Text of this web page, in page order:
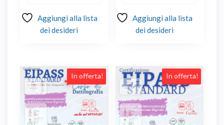
Aggiungi alla lista
dei desideri
Aggiungi alla lista
dei desideri
In offerta!
Questo
prodotto
ha
più
varianti.
In offerta!
Questo
prodotto
più
varianti.